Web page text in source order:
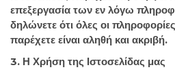
επεξεργασία των εν λόγω
δηλώνετε ότι όλες οι
παρέχετε είναι αληθή και ακριβή.
3. Η Χρήση της Ιστοσελίδας μας